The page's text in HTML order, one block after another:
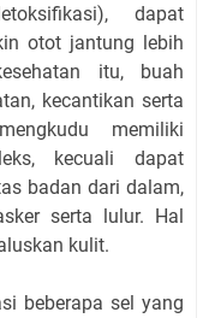
dapat
otot jantung lebih
itu, buah
kecantikan serta
memiliki
kecuali dapat
badan dari dalam,
serta lulur. Hal
kulit.
beberapa sel yang